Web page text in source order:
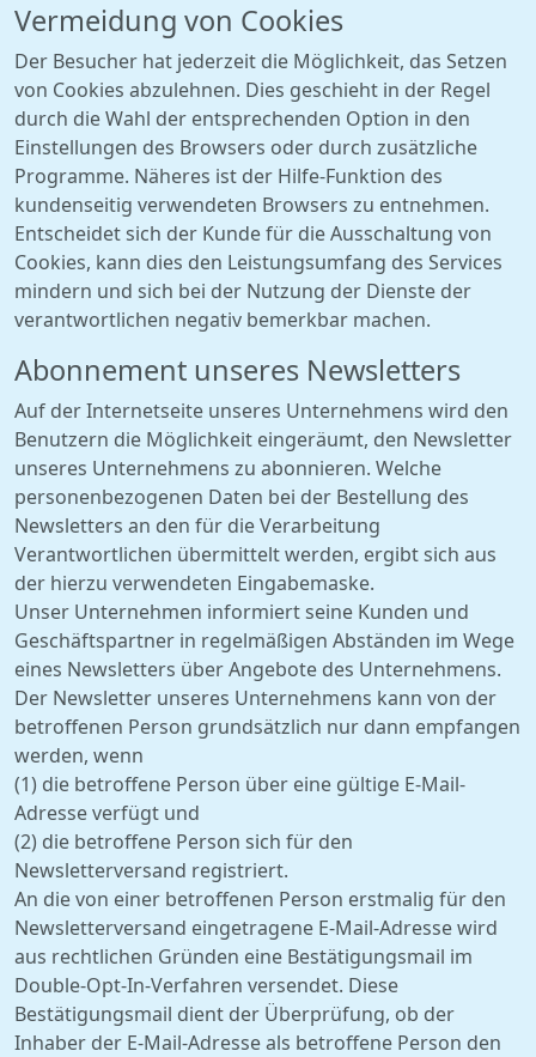
Vermeidung von Cookies
Der Besucher hat jederzeit die Möglichkeit, das Setzen
von Cookies abzulehnen. Dies geschieht in der Regel
durch die Wahl der entsprechenden Option in den
Einstellungen des Browsers oder durch zusätzliche
Programme. Näheres ist der Hilfe-Funktion des
kundenseitig verwendeten Browsers zu entnehmen.
Entscheidet sich der Kunde für die Ausschaltung von
Cookies, kann dies den Leistungsumfang des Services
mindern und sich bei der Nutzung der Dienste der
verantwortlichen negativ bemerkbar machen.
Abonnement unseres Newsletters
Auf der Internetseite unseres Unternehmens wird den
Benutzern die Möglichkeit eingeräumt, den Newsletter
unseres Unternehmens zu abonnieren. Welche
personenbezogenen Daten bei der Bestellung des
Newsletters an den für die Verarbeitung
Verantwortlichen übermittelt werden, ergibt sich aus
der hierzu verwendeten Eingabemaske.
Unser Unternehmen informiert seine Kunden und
Geschäftspartner in regelmäßigen Abständen im Wege
eines Newsletters über Angebote des Unternehmens.
Der Newsletter unseres Unternehmens kann von der
betroffenen Person grundsätzlich nur dann empfangen
werden, wenn
(1) die betroffene Person über eine gültige E-Mail-
Adresse verfügt und
(2) die betroffene Person sich für den
Newsletterversand registriert.
An die von einer betroffenen Person erstmalig für den
Newsletterversand eingetragene E-Mail-Adresse wird
aus rechtlichen Gründen eine Bestätigungsmail im
Double-Opt-In-Verfahren versendet. Diese
Bestätigungsmail dient der Überprüfung, ob der
Inhaber der E-Mail-Adresse als betroffene Person den